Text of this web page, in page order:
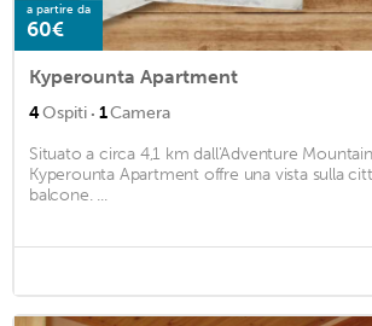
a partire da
60€
Kyperounta Apartment
4Ospiti · 1Camera
Situato a circa 4,1 km dall'Adventure
Kyperounta Apartment offre una vista sulla
balcone. ...